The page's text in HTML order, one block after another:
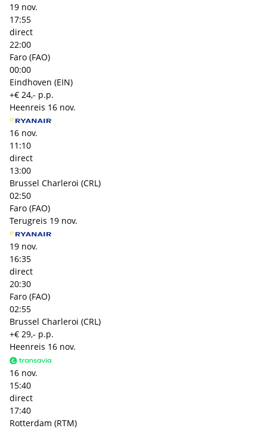
19 nov.
17:55
direct
22:00
Faro (FAO)
00:00
Eindhoven (EIN)
+€ 24,- p.p.
Heenreis 16 nov.
16 nov.
11:10
direct
13:00
Brussel Charleroi (CRL)
02:50
Faro (FAO)
Terugreis 19 nov.
19 nov.
16:35
direct
20:30
Faro (FAO)
02:55
Brussel Charleroi (CRL)
+€ 29,- p.p.
Heenreis 16 nov.
16 nov.
15:40
direct
17:40
Rotterdam (RTM)